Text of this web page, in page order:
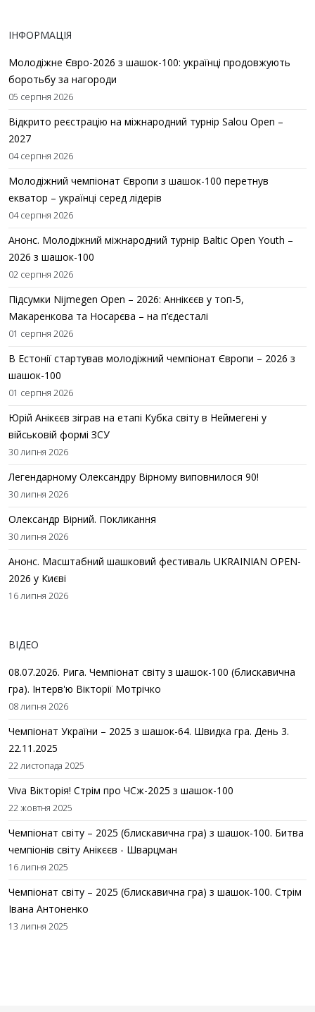
ІНФОРМАЦІЯ
Молодіжне Євро-2026 з шашок-100: українці продовжують
боротьбу за нагороди
05 серпня 2026
Відкрито реєстрацію на міжнародний турнір Salou Open –
2027
04 серпня 2026
Молодіжний чемпіонат Європи з шашок-100 перетнув
екватор – українці серед лідерів
04 серпня 2026
Анонс. Молодіжний міжнародний турнір Baltic Open Youth –
2026 з шашок-100
02 серпня 2026
Підсумки Nijmegen Open – 2026: Аннікєєв у топ-5,
Макаренкова та Носарєва – на п’єдесталі
01 серпня 2026
В Естонії стартував молодіжний чемпіонат Європи – 2026 з
шашок-100
01 серпня 2026
Юрій Анікєєв зіграв на етапі Кубка світу в Неймегені у
військовій формі ЗСУ
30 липня 2026
Легендарному Олександру Вірному виповнилося 90!
30 липня 2026
Олександр Вірний. Покликання
30 липня 2026
Анонс. Масштабний шашковий фестиваль UKRAINIAN OPEN-
2026 у Києві
16 липня 2026
ВІДЕО
08.07.2026. Рига. Чемпіонат світу з шашок-100 (блискавична
гра). Інтерв'ю Вікторії Мотрічко
08 липня 2026
Чемпіонат України – 2025 з шашок-64. Швидка гра. День 3.
22.11.2025
22 листопада 2025
Viva Вікторія! Стрім про ЧСж-2025 з шашок-100
22 жовтня 2025
Чемпіонат світу – 2025 (блискавична гра) з шашок-100. Битва
чемпіонів світу Анікєєв - Шварцман
16 липня 2025
Чемпіонат світу – 2025 (блискавична гра) з шашок-100. Стрім
Івана Антоненко
13 липня 2025